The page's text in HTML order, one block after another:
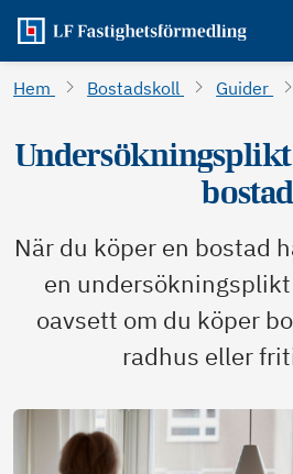
Hem Bostadskoll Guider
bostad
När du köper en bostad
en
oavsett om du köper
radhus eller